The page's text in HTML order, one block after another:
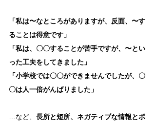
「私は〜なところがありますが、反面、〜す
ることは得意です」
「私は、〇〇することが苦手ですが、〜とい
った工夫をしてきました」
「小学校では〇〇ができませんでしたが、〇
〇は人一倍がんばりました」
…など、 長所と短所、ネガティブな情報とポ